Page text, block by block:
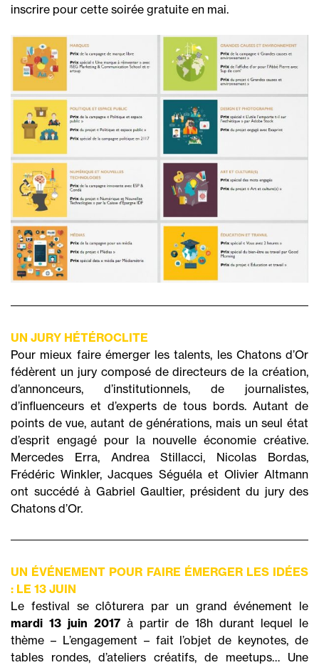
inscrire pour cette soirée gratuite en mai.
UN JURY HÉTÉROCLITE
Pour mieux faire émerger les talents, les Chatons d’Or
fédèrent un jury composé de directeurs de la création,
d’annonceurs, d’institutionnels, de journalistes,
d’influenceurs et d’experts de tous bords. Autant de
points de vue, autant de générations, mais un seul état
d’esprit engagé pour la nouvelle économie créative.
Mercedes Erra, Andrea Stillacci, Nicolas Bordas,
Frédéric Winkler, Jacques Séguéla et Olivier Altmann
ont succédé à Gabriel Gaultier, président du jury des
Chatons d’Or.
UN ÉVÉNEMENT POUR FAIRE ÉMERGER LES IDÉES
: LE 13 JUIN
Le festival se clôturera par un grand événement le
mardi 13 juin 2017 à partir de 18h durant lequel le
thème – L’engagement – fait l’objet de keynotes, de
tables rondes, d’ateliers créatifs, de meetups… Une